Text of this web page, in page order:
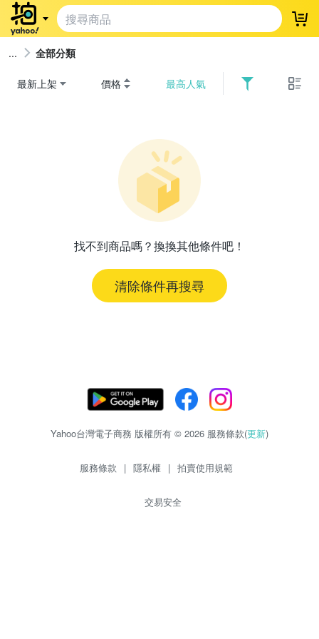
登
全部分類
最新上架 價格 最高人氣
找不到商品嗎？換換其他條件吧！
清除條件再搜尋
Yahoo台灣電子商務 版權所有 © 2026 服務條款(更新)
服務條款 | 隱私權 | 拍賣使用規範
交易安全